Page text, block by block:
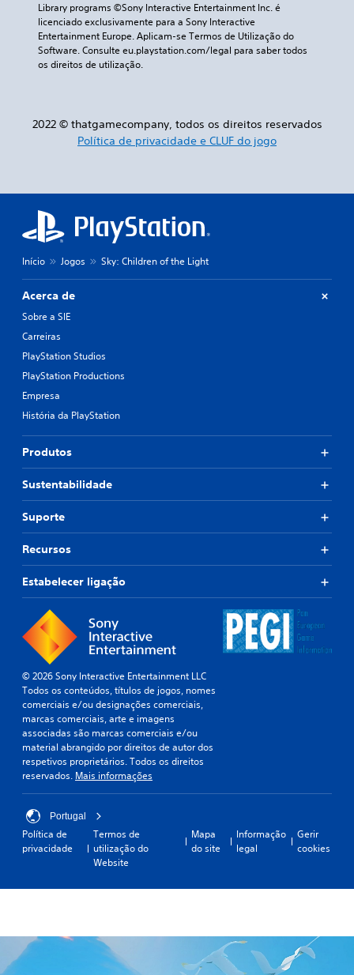
Library programs ©Sony Interactive Entertainment Inc. é
licenciado exclusivamente para a Sony Interactive
Entertainment Europe. Aplicam-se Termos de Utilização do
Software. Consulte eu.playstation.com/legal para saber todos
os direitos de utilização.
2022 © thatgamecompany, todos os direitos reservados
Política de privacidade e CLUF do jogo
Início Jogos Sky: Children of the Light
Acerca de
Sobre a SIE
Carreiras
PlayStation Studios
PlayStation Productions
Empresa
História da PlayStation
Produtos
Sustentabilidade
Suporte
Recursos
Estabelecer ligação
© 2026 Sony Interactive Entertainment LLC
Todos os conteúdos, títulos de jogos, nomes
comerciais e/ou designações comerciais,
marcas comerciais, arte e imagens
associadas são marcas comerciais e/ou
material abrangido por direitos de autor dos
respetivos proprietários. Todos os direitos
reservados. Mais informações
Portugal
Política de
privacidade
Termos de
utilização do
Website
Mapa
do site
Informação
legal
Gerir
cookies